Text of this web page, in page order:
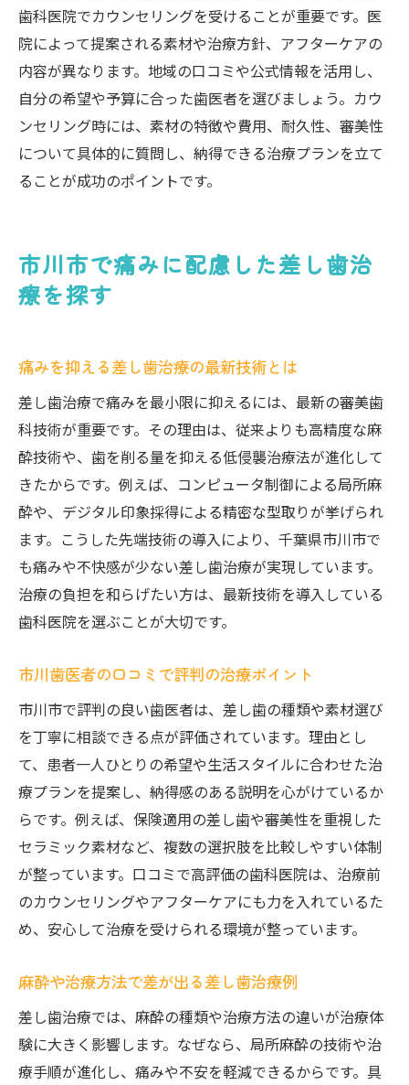
歯科医院でカウンセリングを受けることが重要です。医
院によって提案される素材や治療方針、アフターケアの
内容が異なります。地域の口コミや公式情報を活用し、
自分の希望や予算に合った歯医者を選びましょう。カウ
ンセリング時には、素材の特徴や費用、耐久性、審美性
について具体的に質問し、納得できる治療プランを立て
ることが成功のポイントです。
市川市で痛みに配慮した差し歯治
療を探す
痛みを抑える差し歯治療の最新技術とは
差し歯治療で痛みを最小限に抑えるには、最新の審美歯
科技術が重要です。その理由は、従来よりも高精度な麻
酔技術や、歯を削る量を抑える低侵襲治療法が進化して
きたからです。例えば、コンピュータ制御による局所麻
酔や、デジタル印象採得による精密な型取りが挙げられ
ます。こうした先端技術の導入により、千葉県市川市で
も痛みや不快感が少ない差し歯治療が実現しています。
治療の負担を和らげたい方は、最新技術を導入している
歯科医院を選ぶことが大切です。
市川歯医者の口コミで評判の治療ポイント
市川市で評判の良い歯医者は、差し歯の種類や素材選び
を丁寧に相談できる点が評価されています。理由とし
て、患者一人ひとりの希望や生活スタイルに合わせた治
療プランを提案し、納得感のある説明を心がけているか
らです。例えば、保険適用の差し歯や審美性を重視した
セラミック素材など、複数の選択肢を比較しやすい体制
が整っています。口コミで高評価の歯科医院は、治療前
のカウンセリングやアフターケアにも力を入れているた
め、安心して治療を受けられる環境が整っています。
麻酔や治療方法で差が出る差し歯治療例
差し歯治療では、麻酔の種類や治療方法の違いが治療体
験に大きく影響します。なぜなら、局所麻酔の技術や治
療手順が進化し、痛みや不安を軽減できるからです。具